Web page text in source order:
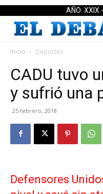
AÑO: XXIX
Inicio Deportes
CADU tuvo
y sufrió una
25 febrero, 2018
Defensores